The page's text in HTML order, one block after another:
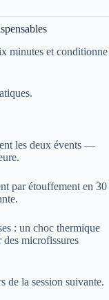
minutes et conditionne
les deux évents —
par étouffement en 30
: un choc thermique
microfissures
de la session suivante.